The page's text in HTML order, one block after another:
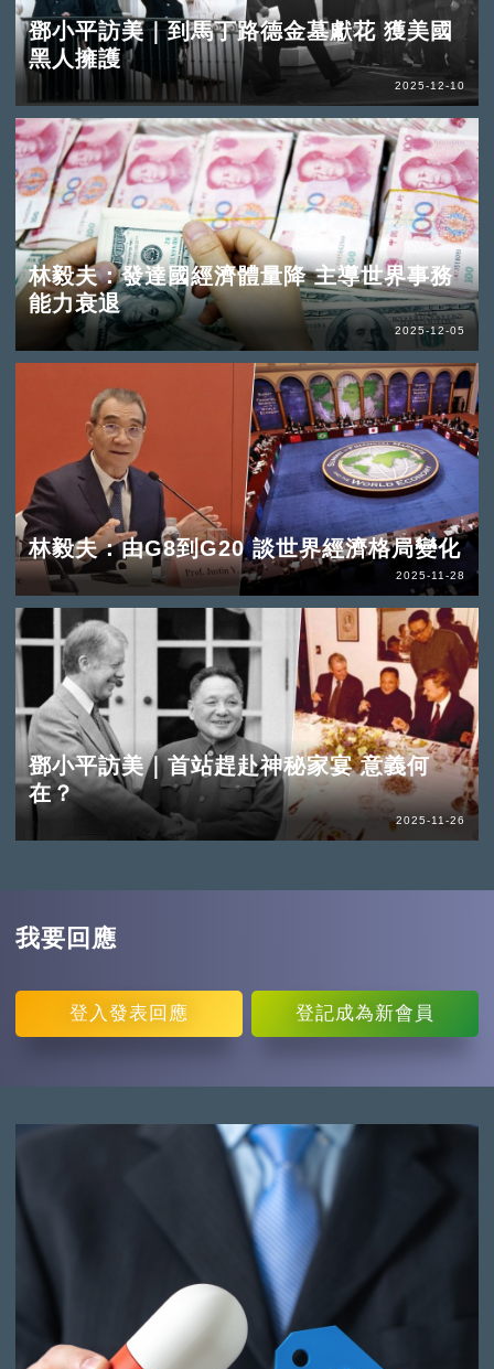
鄧小平訪美｜到馬丁路德金墓獻花 獲美國
黑人擁護
2025-12-10
林毅夫：發達國經濟體量降 主導世界事務
能力衰退
2025-12-05
林毅夫：由G8到G20 談世界經濟格局變化
2025-11-28
鄧小平訪美｜首站趕赴神秘家宴 意義何
在？
2025-11-26
我要回應
登入 發表回應 登記成為新會員